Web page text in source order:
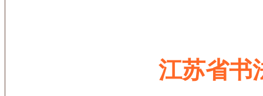
江苏省书